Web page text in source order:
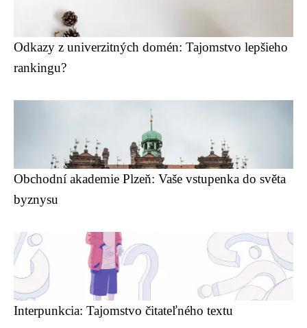
Odkazy z univerzitných domén: Tajomstvo lepšieho
rankingu?
Obchodní akademie Plzeň: Vaše vstupenka do světa
byznysu
Interpunkcia: Tajomstvo čitateľného textu